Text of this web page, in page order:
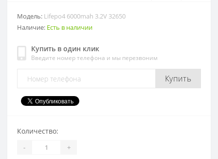
Модель: Lifepo4 6000mah 3.2V 32650
Наличие: Есть в наличии
Купить в один клик
Введите номер телефона и мы перезвоним
Купить
Количество:
- +